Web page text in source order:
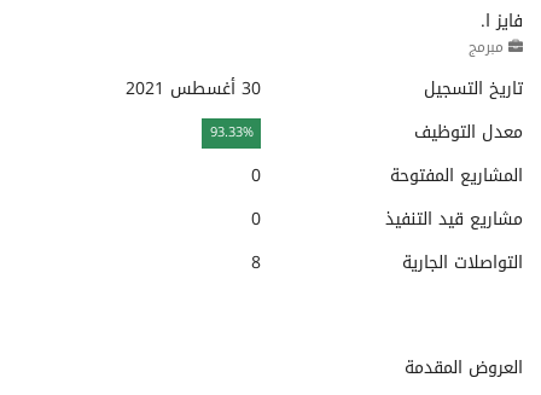
فايز ا.
مبرمج
تاريخ التسجيل
30 أغسطس 2021
معدل التوظيف
93.33%
المشاريع المفتوحة
0
مشاريع قيد التنفيذ
0
التواصلات الجارية
8
العروض المقدمة